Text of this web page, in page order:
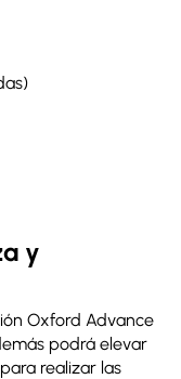
y
Oxford Advance
podrá elevar
realizar las